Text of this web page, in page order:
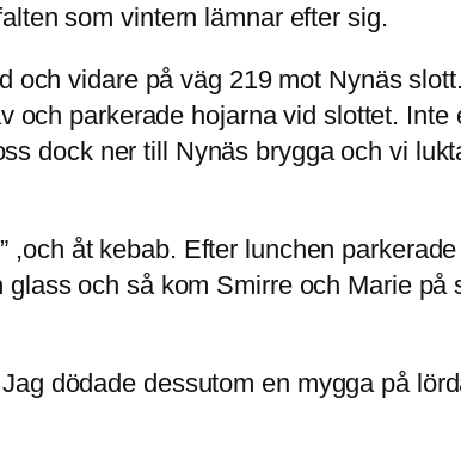
som vintern lämnar efter sig.
och vidare på väg 219 mot Nynäs
och parkerade hojarna vid slottet. Inte
dock ner till Nynäs brygga och vi
,och åt kebab. Efter lunchen
och så kom Smirre och Marie på
dödade dessutom en mygga på